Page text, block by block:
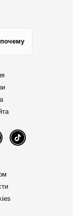
YouTube TikTok